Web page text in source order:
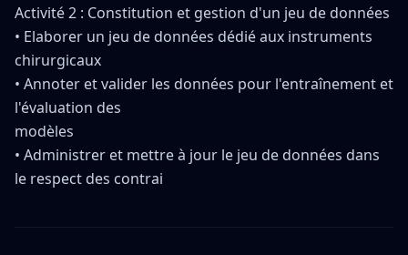
Activité 2 : Constitution et gestion d'un jeu de données
• Elaborer un jeu de données dédié aux instruments
chirurgicaux
• Annoter et valider les données pour l'entraînement et
l'évaluation des
modèles
• Administrer et mettre à jour le jeu de données dans
le respect des contrai